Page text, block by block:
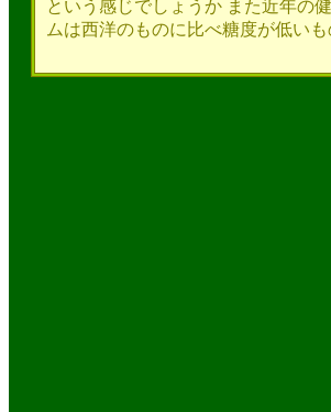
という感じでしょうか また近年の
ムは西洋のものに比べ糖度が低い